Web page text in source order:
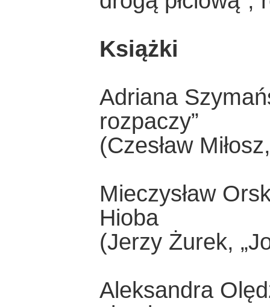
Książki
Adriana
rozpaczy”
(Czesław
Mieczysław
Hioba
(Jerzy Żurek,
Aleksandra